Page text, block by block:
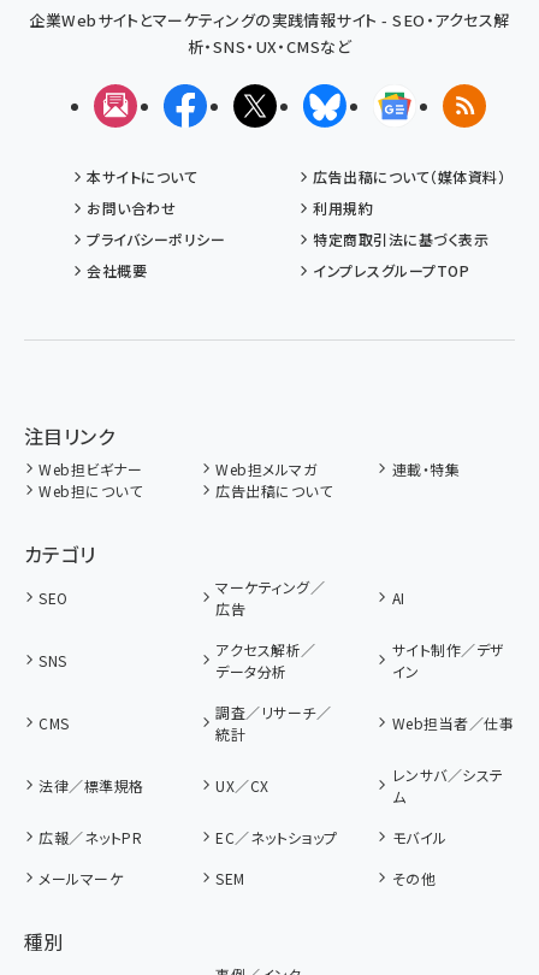
企業Webサイトとマーケティングの実践情報サイト - SEO・アクセス解
析・SNS・UX・CMSなど
メルマガFacebookX(エックス)BlueskyGoogleニュ
RSS
本サイトについて
広告出稿について（媒体資料）
お問い合わせ
利用規約
プライバシーポリシー
特定商取引法に基づく表示
会社概要
インプレスグループTOP
注目リンク
Web担ビギナー Web担メルマガ
連載・特集
Web担について
広告出稿について
カテゴリ
SEO
マーケティング／
広告
AI
SNS
アクセス解析／
データ分析
サイト制作／デザ
イン
CMS
調査／リサーチ／
統計
Web担当者／仕事
法律／標準規格 UX／CX
レンサバ／システ
ム
広報／ネットPR
EC／ネットショップ
モバイル
メールマーケ
SEM その他
種別